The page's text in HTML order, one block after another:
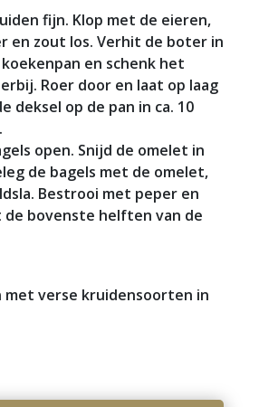
fijn. Klop met de eieren,
en zout los. Verhit de boter in
en schenk het
Roer door en laat op laag
deksel op de pan in ca. 10
open. Snijd de omelet in
de bagels met de omelet,
Bestrooi met peper en
de bovenste helften van de
met verse kruidensoorten in